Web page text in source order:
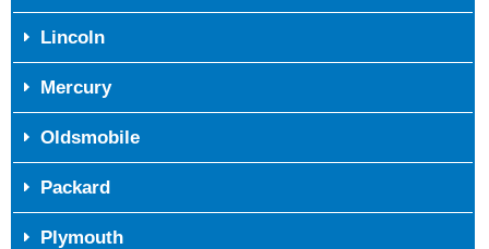
Lincoln
Mercury
Oldsmobile
Packard
Plymouth